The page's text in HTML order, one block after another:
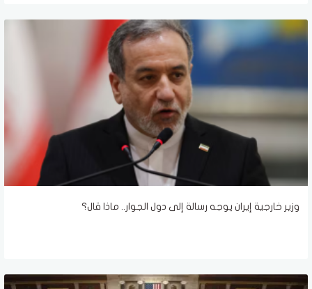
وزير خارجية إيران يوجه رسالة إلى دول الجوار.. ماذا قال؟